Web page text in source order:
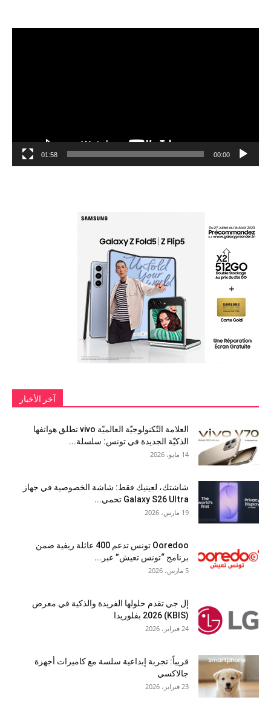
00:00
01:58
آخر الأخبار
العلامة التّكنولوجيّة العالميّة vivo تطلق هواتفها
الذكيّة الجديدة في تونس: سلسلة...
14 مايو، 2026
شاشتك، لعينيك فقط: شاشة الخصوصية في جهاز
Galaxy S26 Ultra تحمي...
19 مارس، 2026
Ooredoo تونس تدعم 400 عائلة ريفية ضمن
برنامج “تونس تعيش” عبر...
5 مارس، 2026
إل جي تقدم حلولها الفريدة والذكية في معرض
(KBIS) 2026 بفلوريدا
24 فبراير، 2026
قريباً: تجربة إبداعية سلسة مع كاميرات أجهزة
جالاكسي
23 فبراير، 2026